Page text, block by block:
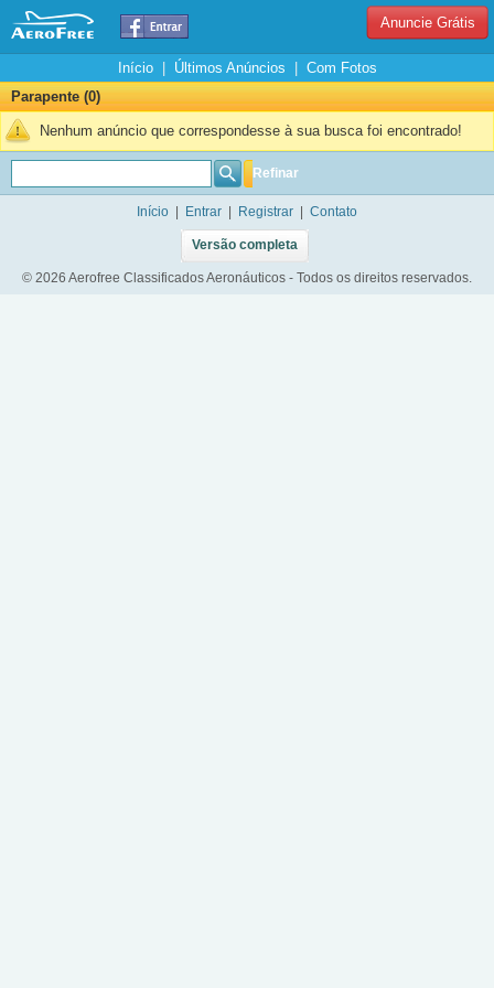
Anuncie Grátis
Início| Últimos Anúncios
Com Fotos
Parapente (0)
Nenhum anúncio que correspondesse à sua busca foi encontrado!
Refinar
Início Entrar Registrar Contato
Versão completa
© 2026 Aerofree Classificados Aeronáuticos - Todos os direitos reservados.